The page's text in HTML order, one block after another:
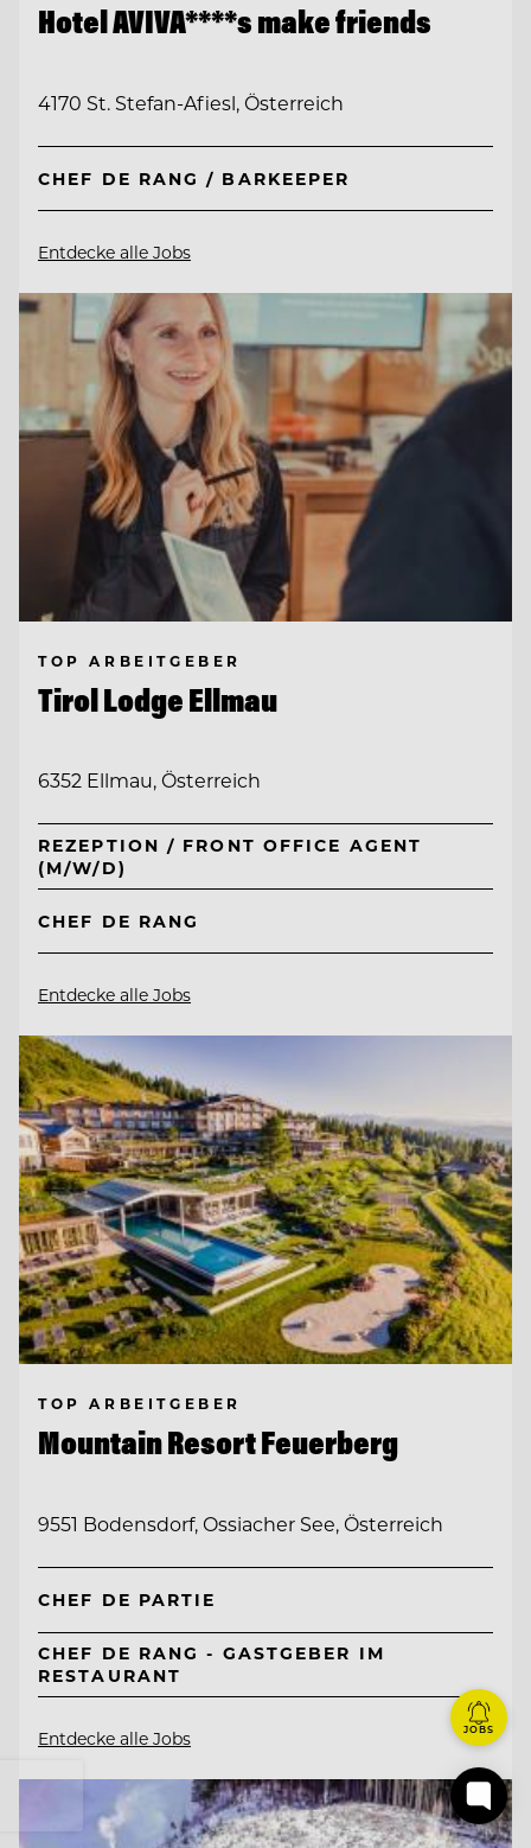
Hotel AVIVA****s make friends
4170 St. Stefan-Afiesl, Österreich
CHEF DE RANG / BARKEEPER
Entdecke alle Jobs
TOP ARBEITGEBER
Tirol Lodge Ellmau
6352 Ellmau, Österreich
REZEPTION / FRONT OFFICE AGENT
(M/W/D)
CHEF DE RANG
Entdecke alle Jobs
TOP ARBEITGEBER
Mountain Resort Feuerberg
9551 Bodensdorf, Ossiacher See, Österreich
CHEF DE PARTIE
CHEF DE RANG - GASTGEBER IM
RESTAURANT
Entdecke alle Jobs JOBS